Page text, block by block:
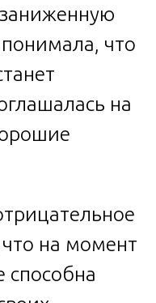
что
на
на момент